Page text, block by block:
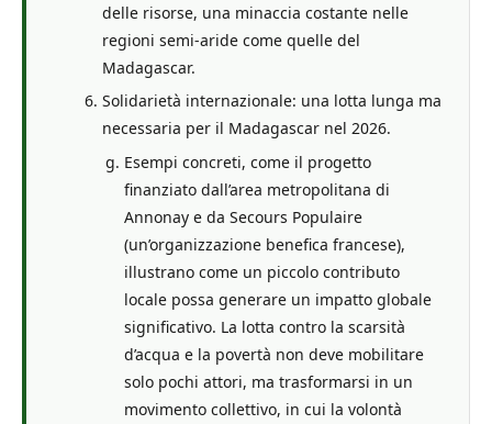
delle risorse, una minaccia costante nelle
regioni semi-aride come quelle del
Madagascar.
Solidarietà internazionale: una lotta lunga ma
necessaria per il Madagascar nel 2026.
Esempi concreti, come il progetto
finanziato dall’area metropolitana di
Annonay e da Secours Populaire
(un’organizzazione benefica francese),
illustrano come un piccolo contributo
locale possa generare un impatto globale
significativo. La lotta contro la scarsità
d’acqua e la povertà non deve mobilitare
solo pochi attori, ma trasformarsi in un
movimento collettivo, in cui la volontà